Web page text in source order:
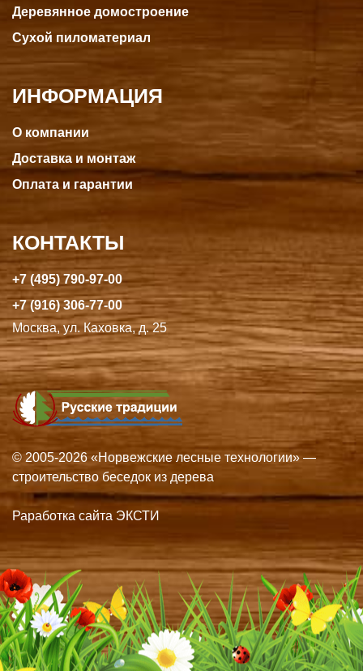
Деревянное домостроение
Сухой пиломатериал
ИНФОРМАЦИЯ
О компании
Доставка и монтаж
Оплата и гарантии
КОНТАКТЫ
+7 (495) 790-97-00
+7 (916) 306-77-00
Москва, ул. Каховка, д. 25
© 2005-2026 «Норвежские лесные технологии» —
строительство беседок из дерева
Раработка сайта ЭКСТИ